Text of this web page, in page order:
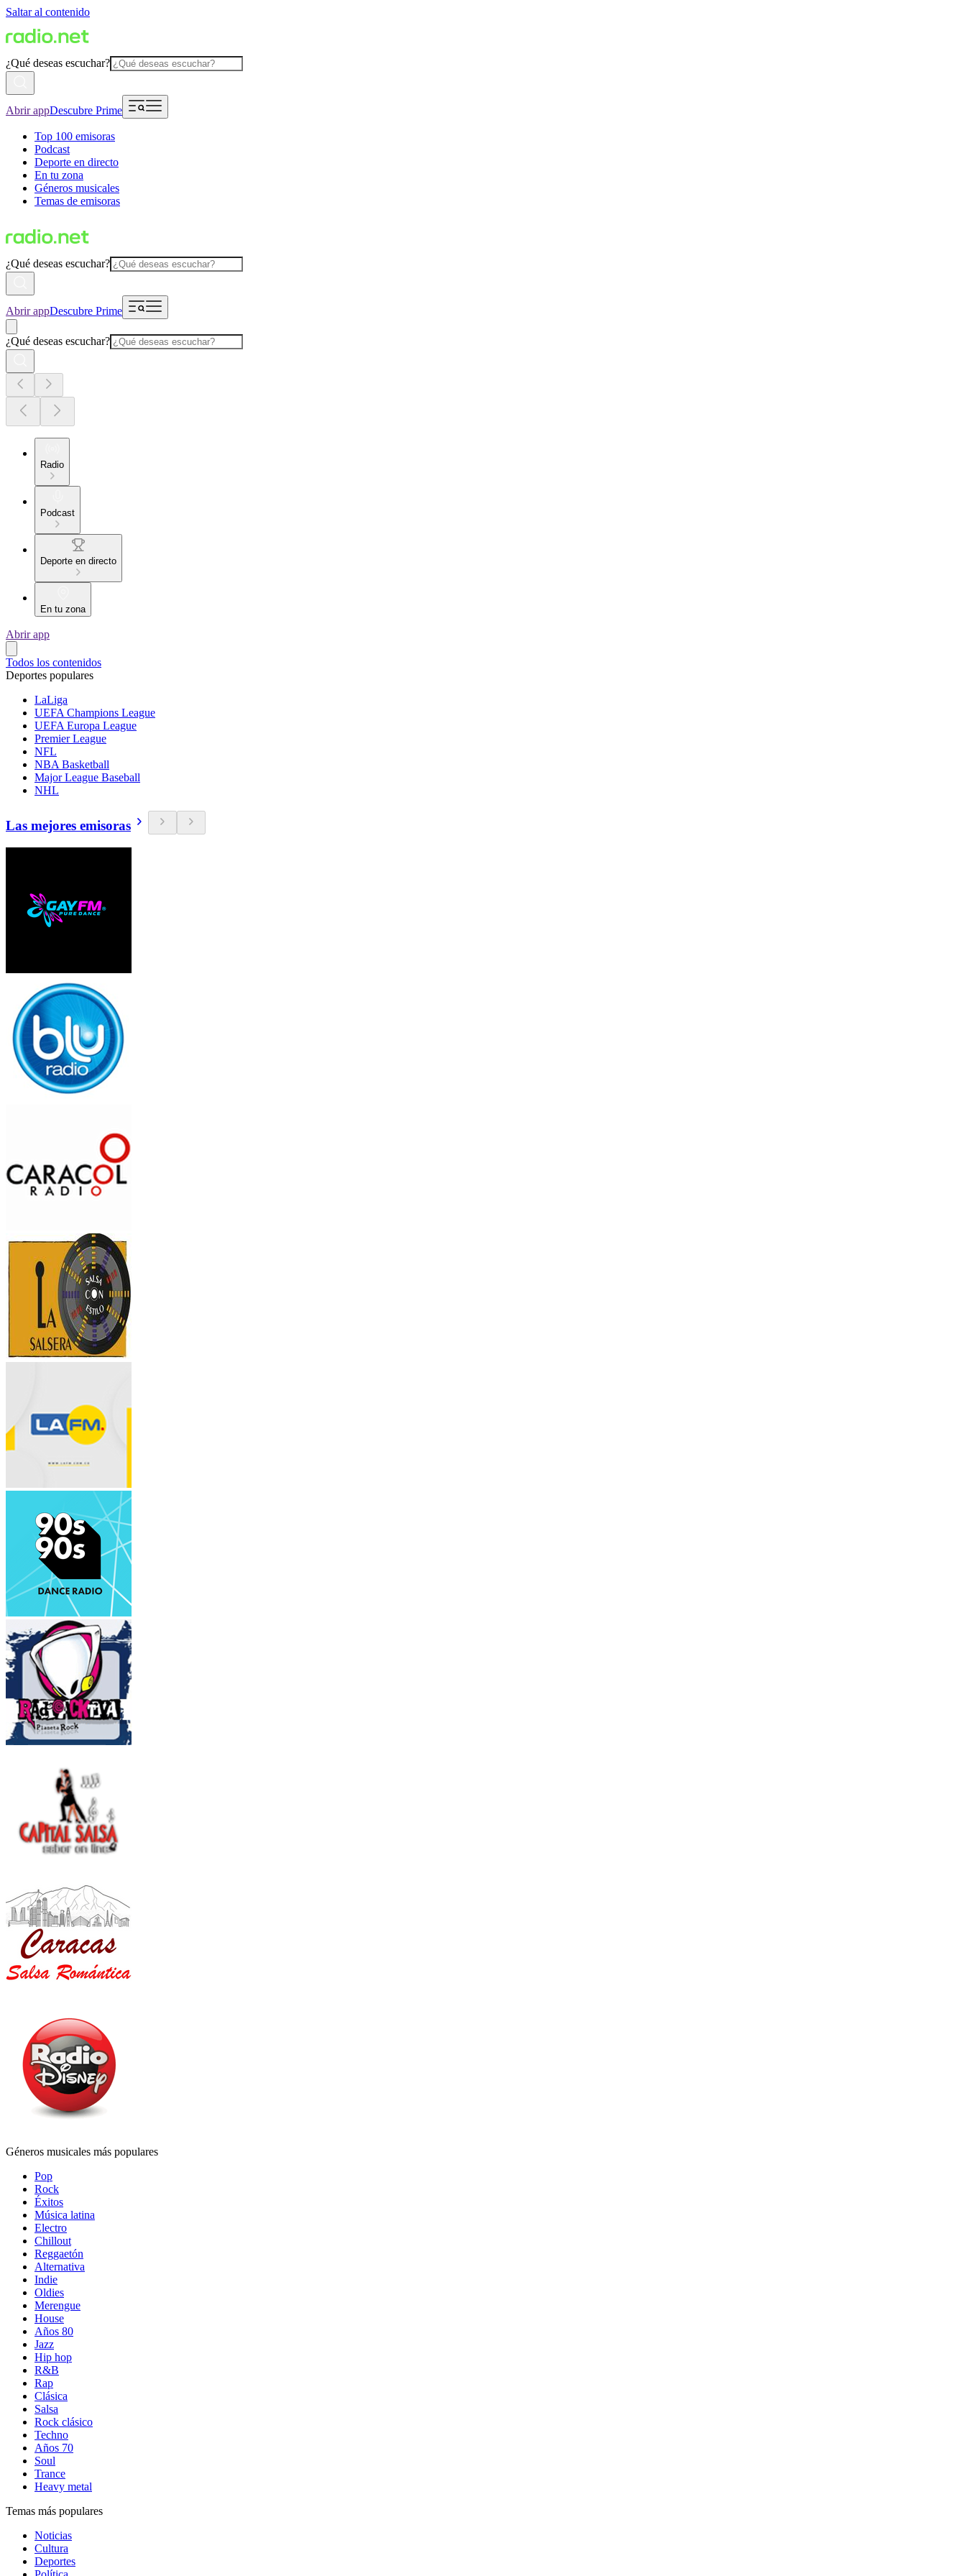
Saltar al contenido
¿Qué deseas escuchar?
Abrir appDescubre Prime
Top 100 emisoras
Podcast
Deporte en directo
En tu zona
Géneros musicales
Temas de emisoras
¿Qué deseas escuchar?
Abrir appDescubre Prime
¿Qué deseas escuchar?
Radio
Podcast
Deporte en directo
En tu zona
Abrir app
Todos los contenidos
Deportes populares
LaLiga
UEFA Champions League
UEFA Europa League
Premier League
NFL
NBA Basketball
Major League Baseball
NHL
Las mejores emisoras
Géneros musicales más populares
Pop
Rock
Éxitos
Música latina
Electro
Chillout
Reggaetón
Alternativa
Indie
Oldies
Merengue
House
Años 80
Jazz
Hip hop
R&B
Rap
Clásica
Salsa
Rock clásico
Techno
Años 70
Soul
Trance
Heavy metal
Temas más populares
Noticias
Cultura
Deportes